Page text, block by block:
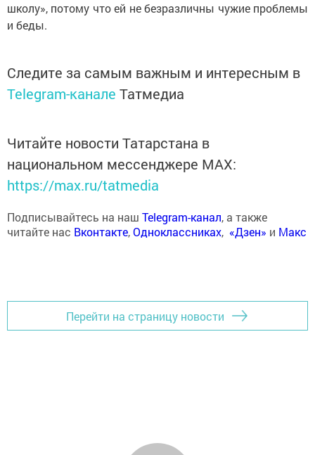
школу», потому что ей не безразличны чужие проблемы
и беды.
Следите за самым важным и интересным в
Telegram-канале Татмедиа
Читайте новости Татарстана в
национальном мессенджере MАХ:
https://max.ru/tatmedia
Подписывайтесь на наш Telegram-канал, а также
читайте нас Вконтакте,Одноклассниках, «Дзен» и Макс
Перейти на страницу новости